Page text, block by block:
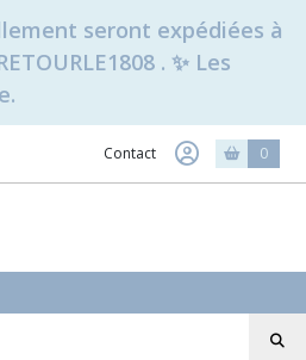
seront expédiées à
. ✨ Les
Contact 0